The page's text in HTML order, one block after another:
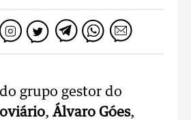
grupo gestor do
, Álvaro Góes,